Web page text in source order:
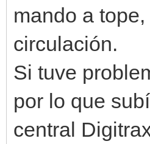
mando a
circulación.
Si tuve
por lo que
central